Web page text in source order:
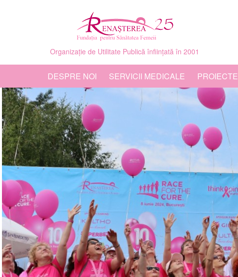
Organizație de Utilitate Publică înființată în 2001
DESPRE NOI SERVICII MEDICALE PROIECTE